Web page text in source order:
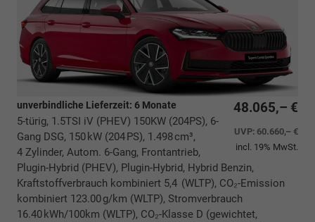
48.065,– €
UVP: 60.660,– €
incl. 19% MwSt.
unverbindliche Lieferzeit: 6 Monate
5-türig, 1.5TSI iV (PHEV) 150KW (204PS), 6-
Gang DSG, 150 kW (204 PS), 1.498 cm³,
4 Zylinder, Autom. 6-Gang, Frontantrieb,
Plugin-Hybrid (PHEV), Plugin-Hybrid, Hybrid Benzin,
Kraftstoffverbrauch kombiniert 5,4 (WLTP), CO₂-Emission
kombiniert 123.00 g/km (WLTP), Stromverbrauch
16.40 kWh/100km (WLTP), CO₂-Klasse D (gewichtet,